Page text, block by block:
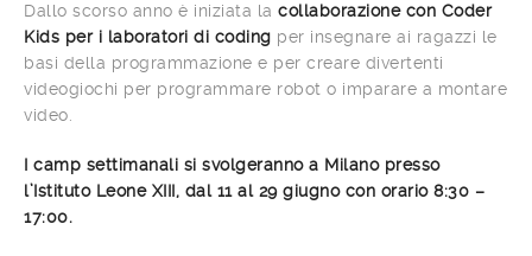
Dallo scorso anno è iniziata la collaborazione con Coder
Kids per i laboratori di coding per insegnare ai ragazzi le
basi della programmazione e per creare divertenti
videogiochi per programmare robot o imparare a montare
video.
I camp settimanali si svolgeranno a Milano presso
l’Istituto Leone XIII, dal 11 al 29 giugno con orario 8:30 –
17:00.